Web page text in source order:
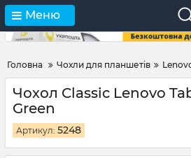
Меню
Головна Чохли для планшетів
Чохол Classic Lenovo
Green
Артикул: 5248